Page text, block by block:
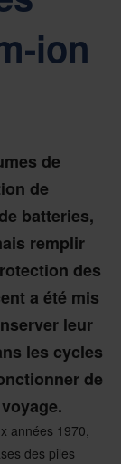
ion
de
de
batteries,
remplir
des
a été mis
leur
les cycles
de
années 1970,
des piles